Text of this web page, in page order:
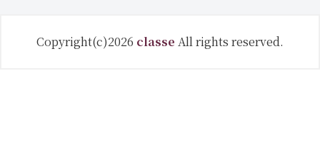
Copyright(c)2026 classe All rights reserved.